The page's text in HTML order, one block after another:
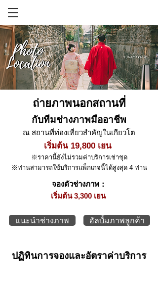
ถ่ายภาพนอกสถานที่
กับทีมช่างภาพมืออาชีพ
ณ สถานที่ท่องเที่ยวสำคัญในเกียวโต
เริ่มต้น 19,800 เยน
※ราคานี้ยังไม่รวมค่าบริการเช่าชุด
※ท่านสามารถใช้บริการแพ็กเกจนี้ได้สูงสุด 4 ท่าน
จองตัวช่างภาพ：
เริ่มต้น 3,300 เยน
แนะนำช่างภาพ อัลบั้มภาพลูกค้า
ปฏิทินการจองและอัตราค่าบริการ